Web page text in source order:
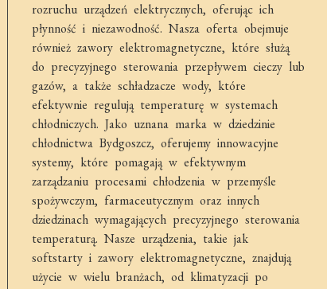
rozruchu urządzeń elektrycznych, oferując ich
płynność i niezawodność. Nasza oferta obejmuje
również zawory elektromagnetyczne, które służą
do precyzyjnego sterowania przepływem cieczy lub
gazów, a także schładzacze wody, które
efektywnie regulują temperaturę w systemach
chłodniczych. Jako uznana marka w dziedzinie
chłodnictwa Bydgoszcz, oferujemy innowacyjne
systemy, które pomagają w efektywnym
zarządzaniu procesami chłodzenia w przemyśle
spożywczym, farmaceutycznym oraz innych
dziedzinach wymagających precyzyjnego sterowania
temperaturą. Nasze urządzenia, takie jak
softstarty i zawory elektromagnetyczne, znajdują
użycie w wielu branżach, od klimatyzacji po